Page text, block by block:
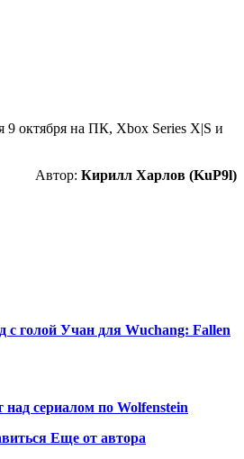
9 октября на ПК, Xbox Series X|S и
Автор: Кирилл Харлов (KuP9l)
голой Учан для Wuchang: Fallen
сериалом по Wolfenstein
Еще от автора